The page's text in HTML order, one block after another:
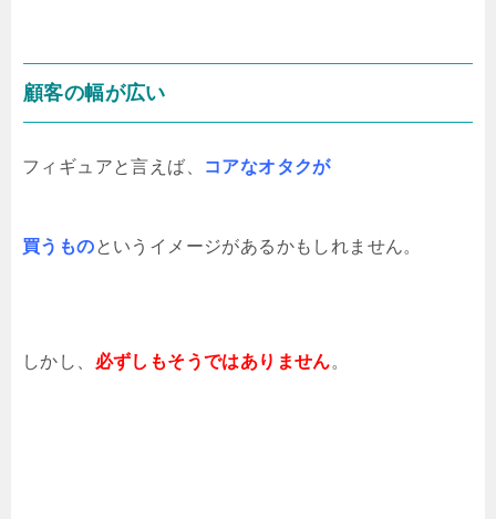
顧客の幅が広い
フィギュアと言えば、 コアなオタクが
買うものというイメージがあるかもしれません。
しかし、 必ずしもそうではありません。